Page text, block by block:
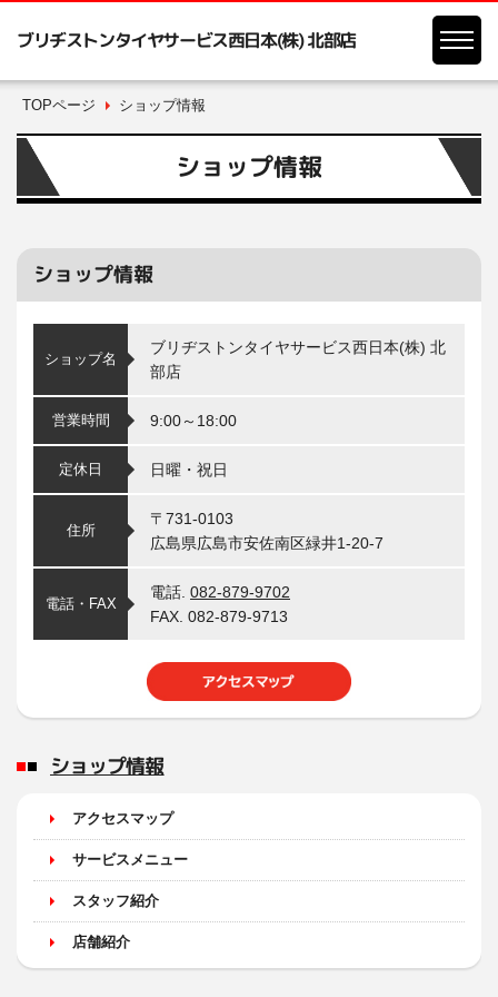
ブリヂストンタイヤサービス西日本(株) 北部店
TOPページ ショップ情報
ショップ情報
ショップ情報
ショップ名
ブリヂストンタイヤサービス西日本(株) 北
部店
営業時間 9:00～18:00
定休日 日曜・祝日
住所
〒731-0103
広島県広島市安佐南区緑井1-20-7
電話・FAX
電話. 082-879-9702
FAX. 082-879-9713
ショップ情報
アクセスマップ
サービスメニュー
スタッフ紹介
店舗紹介